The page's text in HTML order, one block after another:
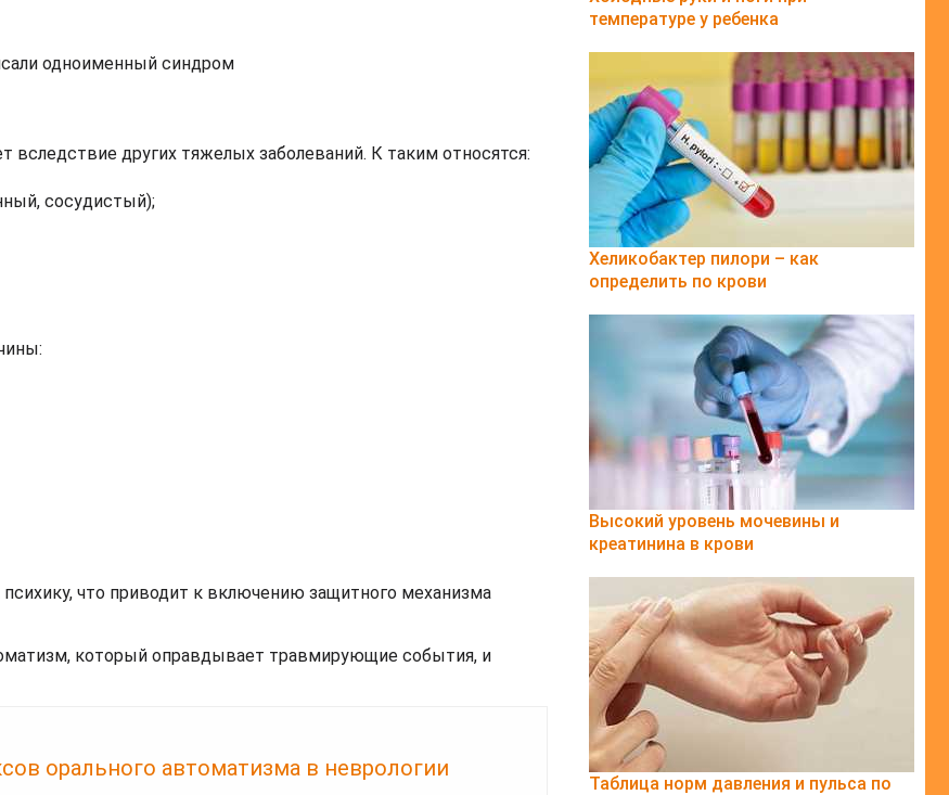
одноименный синдром
вследствие других тяжелых заболеваний. К таким относятся:
сосудистый);
что приводит к включению защитного механизма
который оправдывает травмирующие события, и
орального автоматизма в неврологии
температуре у ребенка
Хеликобактер пилори – как
определить по крови
Высокий уровень мочевины и
креатинина в крови
Таблица норм давления и пульса по